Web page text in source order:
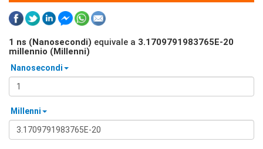
1 ns (Nanosecondi) equivale a 3.1709791983765E-20
millennio (Millenni)
Nanosecondi
Millenni